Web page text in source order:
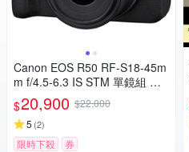
Canon EOS R50 RF-S18-45m
m f/4.5-6.3 IS STM 單鏡組 公
司貨
$20,900 $22,000
5 (2)
限時下殺 券